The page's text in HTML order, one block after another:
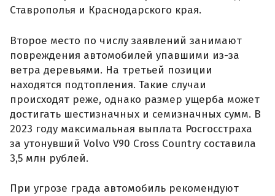
Ставрополья и Краснодарского края.
Второе место по числу заявлений занимают
повреждения автомобилей упавшими из-за
ветра деревьями. На третьей позиции
находятся подтопления. Такие случаи
происходят реже, однако размер ущерба может
достигать шестизначных и семизначных сумм. В
2023 году максимальная выплата Росгосстраха
за утонувший Volvo V90 Cross Country составила
3,5 млн рублей.
При угрозе града автомобиль рекомендуют